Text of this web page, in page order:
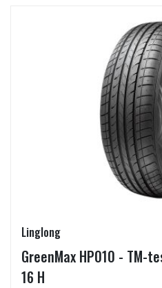
Linglong
GreenMax HP010 -
16 H